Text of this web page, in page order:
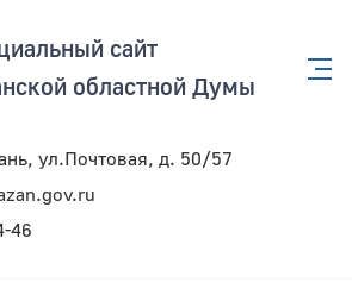
сайт
областной Думы
ул.Почтовая, д. 50/57
46